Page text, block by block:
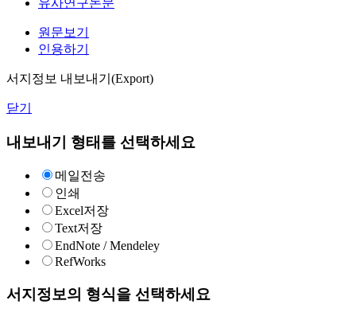
유사연구논문
원문보기
인용하기
서지정보 내보내기(Export)
닫기
내보내기 형태를 선택하세요
메일전송
인쇄
Excel저장
Text저장
EndNote / Mendeley
RefWorks
서지정보의 형식을 선택하세요